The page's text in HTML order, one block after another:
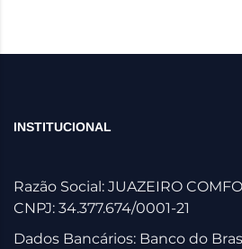
INSTITUCIONAL
Razão Social: JUAZEIRO
CNPJ: 34.377.674/0001-21
Dados Bancários: Banco do